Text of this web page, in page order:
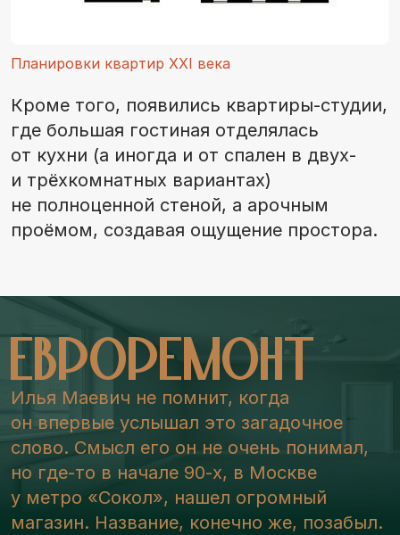
Планировки квартир XXI века
Кроме того, появились квартиры-студии,
где большая гостиная отделялась
от кухни (а иногда и от спален в двух-
и трёхкомнатных вариантах)
не полноценной стеной, а арочным
проёмом, создавая ощущение простора.
Ев­ро­ре­монт
Илья Маевич не помнит, когда
он впервые услышал это загадочное
слово. Смысл его он не очень понимал,
но где-то в начале 90-х, в Москве
у метро «Сокол», нашел огромный
магазин. Название, конечно же, позабыл.